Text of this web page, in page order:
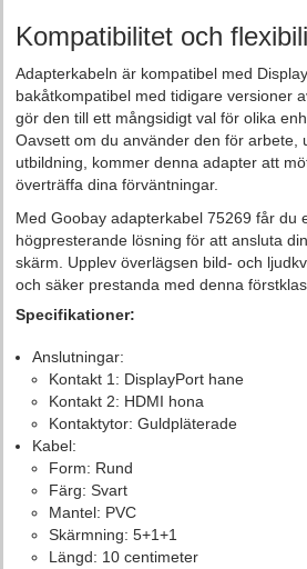
Kompatibilitet och
Adapterkabeln är kompatibel med
bakåtkompatibel med tidigare versioner
gör den till ett mångsidigt val för olika
Oavsett om du använder den för arbete,
utbildning, kommer denna adapter att
överträffa dina förväntningar.
Med Goobay adapterkabel 75269 får du
högpresterande lösning för att ansluta
skärm. Upplev överlägsen bild- och
och säker prestanda med denna
Specifikationer:
Anslutningar:
Kontakt 1: DisplayPort hane
Kontakt 2: HDMI hona
Kontaktytor: Guldpläterade
Kabel:
Form: Rund
Färg: Svart
Mantel: PVC
Skärmning: 5+1+1
Längd: 10 centimeter